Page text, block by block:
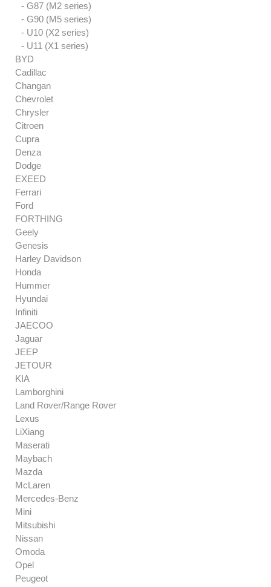
- G87 (M2 series)
- G90 (M5 series)
- U10 (X2 series)
- U11 (X1 series)
BYD
Cadillac
Changan
Chevrolet
Chrysler
Citroen
Cupra
Denza
Dodge
EXEED
Ferrari
Ford
FORTHING
Geely
Genesis
Harley Davidson
Honda
Hummer
Hyundai
Infiniti
JAECOO
Jaguar
JEEP
JETOUR
KIA
Lamborghini
Land Rover/Range Rover
Lexus
LiXiang
Maserati
Maybach
Mazda
McLaren
Mercedes-Benz
Mini
Mitsubishi
Nissan
Omoda
Opel
Peugeot